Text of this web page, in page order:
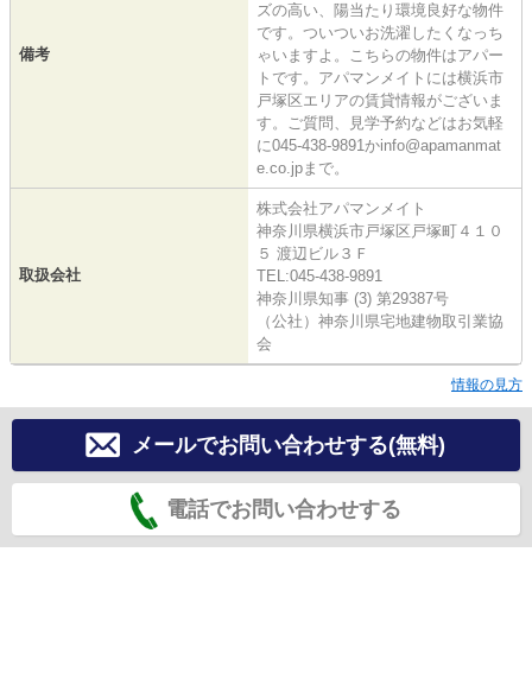
備考
ズの高い、陽当たり環境良好な物件
です。ついついお洗濯したくなっち
ゃいますよ。こちらの物件はアパー
トです。アパマンメイトには横浜市
戸塚区エリアの賃貸情報がございま
す。ご質問、見学予約などはお気軽
に045-438-9891かinfo@apamanmat
e.co.jpまで。
取扱会社
株式会社アパマンメイト
神奈川県横浜市戸塚区戸塚町４１０
５ 渡辺ビル３Ｆ
TEL:045-438-9891
神奈川県知事 (3) 第29387号
（公社）神奈川県宅地建物取引業協
会
情報の見方
メールでお問い合わせする(無料)
電話でお問い合わせする